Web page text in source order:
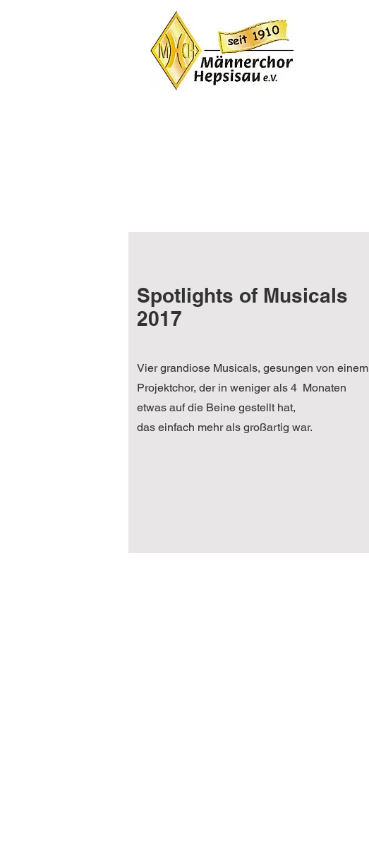
Spotlights of Musicals
2017
Vier grandiose Musicals, gesungen von einem
Projektchor, der in weniger als 4 Monaten
etwas auf die Beine gestellt hat,
das einfach mehr als großartig war.